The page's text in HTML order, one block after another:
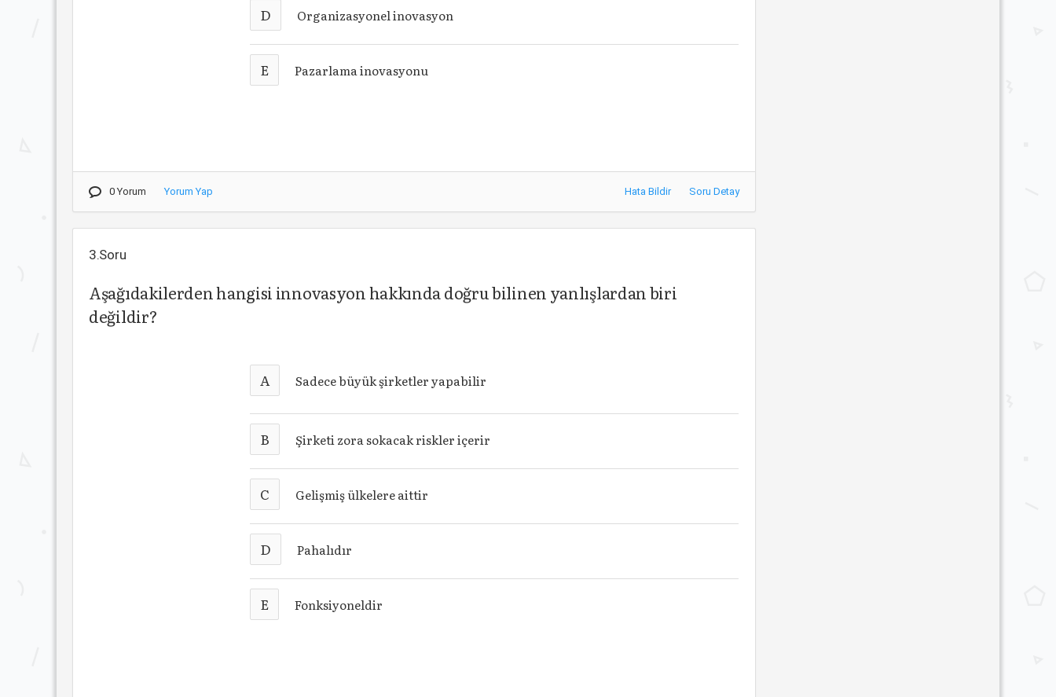
D Organizasyonel inovasyon
E Pazarlama inovasyonu
0 Yorum Yorum Yap Hata Bildir Soru Detay
3.Soru
Aşağıdakilerden hangisi innovasyon hakkında doğru bilinen yanlışlardan biri
değildir?
A Sadece büyük şirketler yapabilir
B Şirketi zora sokacak riskler içerir
C Gelişmiş ülkelere aittir
D Pahalıdır
E Fonksiyoneldir